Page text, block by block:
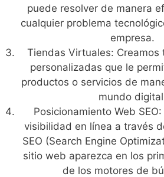
puede resolver de manera
cualquier problema
empresa.
Tiendas Virtuales: Creamos
personalizadas que le
productos o servicios de
mundo
Posicionamiento Web
visibilidad en línea a través
SEO (Search Engine
sitio web aparezca en los
de los motores de